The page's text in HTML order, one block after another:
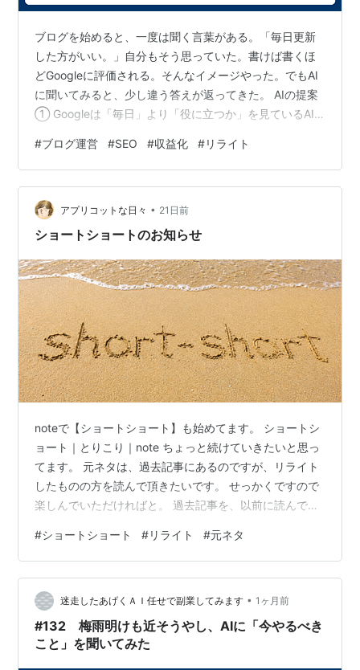
ブログを始めると、一度は聞く言葉がある。「毎日更新
した方がいい。」自分もそう思っていた。書けば書くほ
どGoogleに評価される。そんなイメージやった。でもAI
に聞いてみると、少し違う答えが返ってきた。 AIの提案
① Googleは「毎日」より「役に立つか」を見ているAI
る要因ではありません。」毎日100文字の記事を増やすよ
り、一週間かけて読者の疑問をしっかり解決する記事を
作る方が価値は高い。Googleが見ているのは、「今日は
更新したか」ではなく、「このページは検索した人の役
に立ったか」ということらしい。 AIの提案② 更新より
#ブログ運営 #SEO #収益化 #リライト
アプリコットな日々 • 21日前
ショートショートのお知らせ
noteで【ショートショート】も始めてます。 ショートシ
ョート｜とりこり｜note ちょっと続けていきたいと思っ
てます。 元ネタは、過去記事にあるのですが、リライト
したものの方を読んで頂きたいです。 せっかくですので
楽しんでいただければと。 過去記事を、以前に読んでも
いますが、こうしてリライトしてみますと、素朴そのも
の。その当時でも、何か書き足りない感じはあって、も
っと書きたいけど、今はこれがせいぜいだなと。 一応、
ショートショートとしてリライトしましたので、お知ら
せまで。
#ショートショート #リライト #元ネタ
迷走したあげくＡＩ任せで副業してみます • 1ヶ月前
#132 梅雨明けも近そうやし、AIに「今やるべき
こと」を聞いてみた